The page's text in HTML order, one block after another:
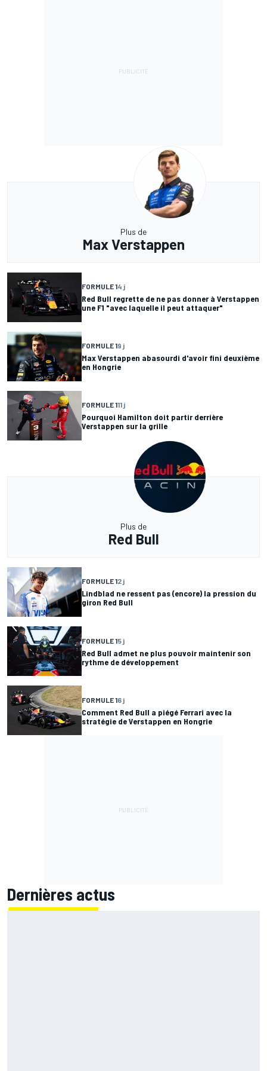
Plus de
Max Verstappen
FORMULE 14 j
Red Bull regrette de ne pas donner à Verstappen
une F1 "avec laquelle il peut attaquer"
FORMULE 19 j
Max Verstappen abasourdi d'avoir fini deuxième
en Hongrie
FORMULE 111 j
Pourquoi Hamilton doit partir derrière
Verstappen sur la grille
Plus de
Red Bull
FORMULE 12 j
Lindblad ne ressent pas (encore) la pression du
giron Red Bull
FORMULE 15 j
Red Bull admet ne plus pouvoir maintenir son
rythme de développement
FORMULE 16 j
Comment Red Bull a piégé Ferrari avec la
stratégie de Verstappen en Hongrie
Dernières actus